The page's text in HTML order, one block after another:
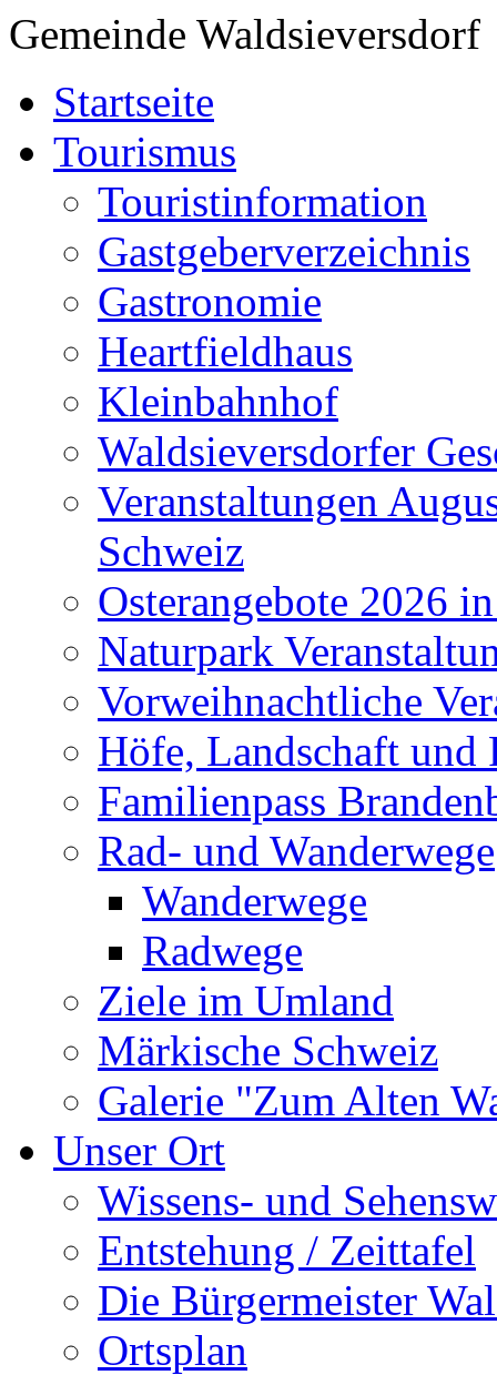
Gemeinde Waldsieversdorf
Startseite
Tourismus
Touristinformation
Gastgeberverzeichnis
Gastronomie
Heartfieldhaus
Kleinbahnhof
Waldsieversdorfer
Veranstaltungen
Schweiz
Osterangebote 2026
Naturpark
Vorweihnachtliche
Höfe, Landschaft und
Familienpass
Rad- und Wanderwege
Wanderwege
Radwege
Ziele im Umland
Märkische Schweiz
Galerie "Zum Alten
Unser Ort
Wissens- und
Entstehung / Zeittafel
Die Bürgermeister
Ortsplan